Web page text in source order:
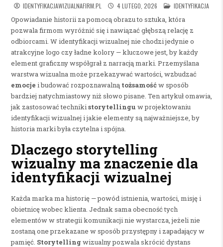
IDENTYFIKACJAWIZUALNAFIRM.PL 4 LUTEGO, 2026 POSTED IN
IDENTYFIKACJA
Opowiadanie historii za pomocą obrazu to sztuka, która
pozwala firmom wyróżnić się i nawiązać głębszą relację z
odbiorcami. W identyfikacji wizualnej nie chodzi jedynie o
atrakcyjne logo czy ładne kolory — kluczowe jest, by każdy
element graficzny współgrał z narracją marki. Przemyślana
warstwa wizualna może przekazywać wartości, wzbudzać
emocje i budować rozpoznawalną tożsamośćw sposób
bardziej natychmiastowy niż słowo pisane. Ten artykuł omawia,
jak zastosować technikistorytellingu w projektowaniu
identyfikacji wizualnej i jakie elementy są najważniejsze, by
historia marki była czytelna i spójna.
Dlaczego storytelling
wizualny ma znaczenie dla
identyfikacji wizualnej
Każda marka ma historię — powód istnienia, wartości, misję i
obietnicę wobec klienta. Jednak sama obecność tych
elementów w strategii komunikacji nie wystarcza, jeżeli nie
zostaną one przekazane w sposób przystępny i zapadający w
pamięć. Storytelling wizualny pozwala skrócić dystans